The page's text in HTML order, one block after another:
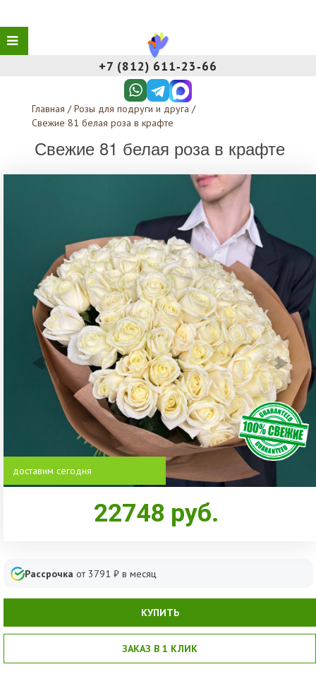
+7 (812) 611‑23‑66
Главная / Розы для подруги и друга /
Свежие 81 белая роза в крафте
Свежие 81 белая роза в крафте
доставим сегодня
22748 руб.
Рассрочка от 3791 ₽ в месяц
КУПИТЬ
ЗАКАЗ В 1 КЛИК